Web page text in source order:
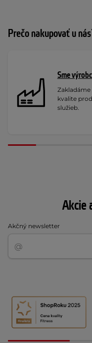
Prečo nakupovať u
Sme
Zakladáme
kvalite
služieb.
Akcie
Akčný newsletter